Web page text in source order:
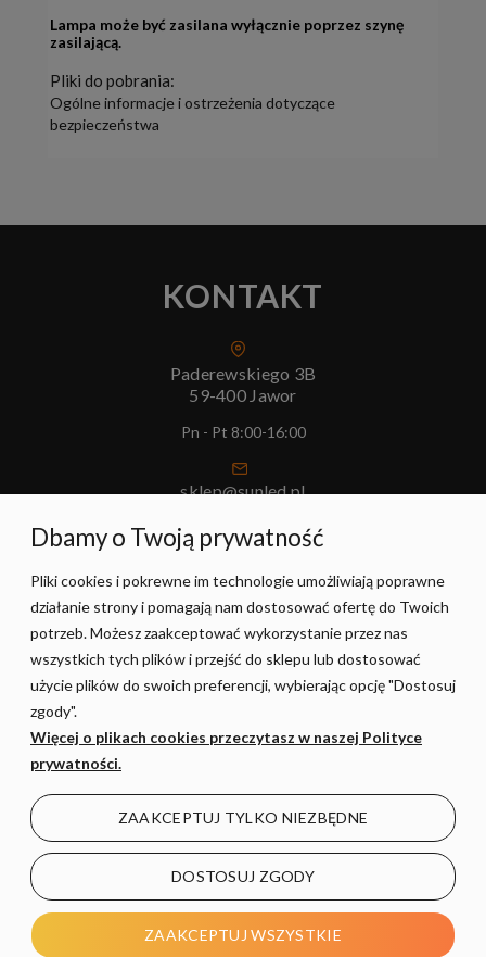
Lampa może być zasilana wyłącznie poprzez szynę
zasilającą.
Pliki do pobrania:
Ogólne informacje i ostrzeżenia dotyczące
bezpieczeństwa
KONTAKT
Paderewskiego 3B
59-400 Jawor
Pn - Pt 8:00-16:00
sklep@sunled.pl
+48 690 128 561
POMOC
MOJE KONTO
O NAS
POKAŻ PEŁNĄ WERSJĘ STRONY
Dbamy o Twoją prywatność
Pliki cookies i pokrewne im technologie umożliwiają poprawne
działanie strony i pomagają nam dostosować ofertę do Twoich
potrzeb. Możesz zaakceptować wykorzystanie przez nas
wszystkich tych plików i przejść do sklepu lub dostosować
użycie plików do swoich preferencji, wybierając opcję "Dostosuj
zgody".
Więcej o plikach cookies przeczytasz w naszej Polityce
prywatności.
ZAAKCEPTUJ TYLKO NIEZBĘDNE
DOSTOSUJ ZGODY
ZAAKCEPTUJ WSZYSTKIE